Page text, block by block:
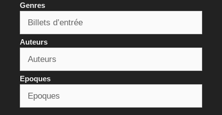
Genres
Auteurs
Epoques